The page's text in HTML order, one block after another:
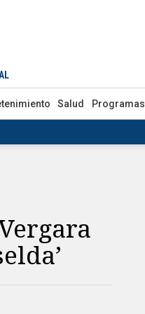
Salud Programas